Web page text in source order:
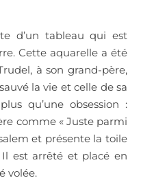
d’un tableau qui est
Cette aquarelle a été
à son grand-père,
la vie et celle de sa
qu’une obsession :
comme « Juste parmi
et présente la toile
est arrêté et placé en
volée.